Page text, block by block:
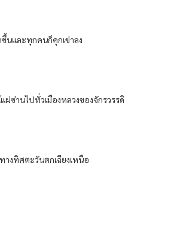
ขึ้นและทุกคนก็คุกเข่าลง
ซ่านไปทั่วเมืองหลวงของจักรวรรดิ
งทิศตะวันตกเฉียงเหนือ